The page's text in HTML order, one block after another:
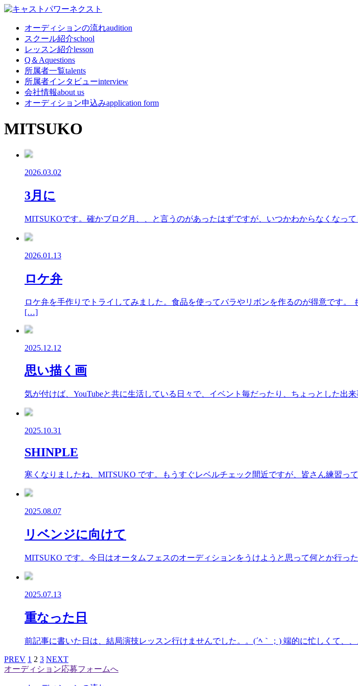
オーディションの流れaudition
スクール紹介school
レッスン紹介lesson
Q＆Aquestions
所属者一覧talents
所属者インタビューinterview
会社情報about us
オーディション申込みapplication form
MITSUKO
2026.03.02
3月に
MITSUKOです。確かブログ月、、と言うのがあったはずですが、いつかわからなくな
2026.01.13
ロケ弁
ロケ弁を手作りでトライしてみました。食品を使ってバラやリボンを作るのが得意です
[…]
2025.12.12
思い描く画
気が付けば、YouTubeと共に生活している日々で、イベント毎だったり、ちょっとした
2025.10.31
SHINPLE
寒くなりましたね、MITSUKO です。もうすぐレベルチェック間近ですが、皆さん練習
2025.08.07
リベンジに向けて
MITSUKO です。今日はオータムフェスのオーディションをうけようと思って何とか行
2025.07.13
重なった日
前記事に書いた日は、結局演技レッスン行けませんでした。。(´ﾍ｀；) 端的に忙しくて
PREV 1 2 3 NEXT
オーディション応募フォームへ